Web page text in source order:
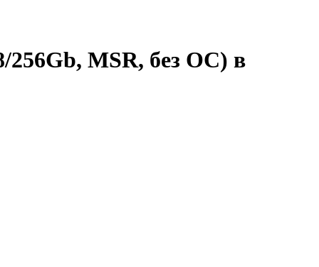
MSR, без ОС) в